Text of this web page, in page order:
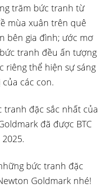
trăm bức tranh từ
mùa xuân trên quê
bên gia đình; ước mơ
tranh đều ấn tượng
riêng thể hiện sự sáng
các con.
tranh đặc sắc nhất của
đã được BTC
bức tranh đặc
Goldmark nhé!